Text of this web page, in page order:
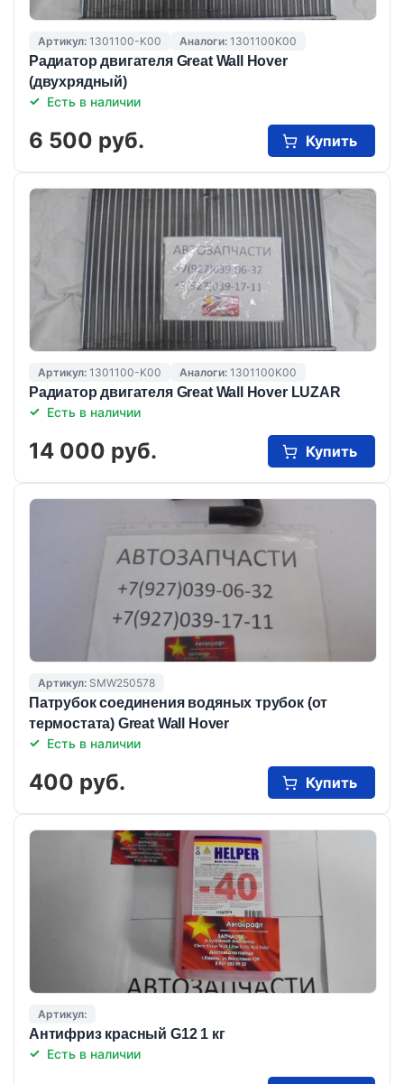
Артикул: 1301100-K00 Аналоги: 1301100K00
Радиатор двигателя Great Wall Hover
(двухрядный)
Есть в наличии
6 500 руб. Купить
Артикул: 1301100-K00 Аналоги: 1301100K00
Радиатор двигателя Great Wall Hover LUZAR
Есть в наличии
14 000 руб. Купить
Артикул: SMW250578
Патрубок соединения водяных трубок (от
термостата) Great Wall Hover
Есть в наличии
400 руб. Купить
Артикул:
Антифриз красный G12 1 кг
Есть в наличии